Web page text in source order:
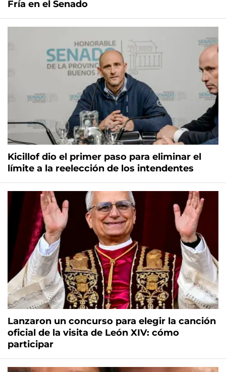
Fría en el Senado
Kicillof dio el primer paso para eliminar el
límite a la reelección de los intendentes
Lanzaron un concurso para elegir la canción
oficial de la visita de León XIV: cómo
participar